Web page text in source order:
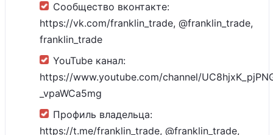
Сообщество вконтакте:
https://vk.com/franklin_trade, @franklin_trade,
franklin_trade
YouTube канал:
https://www.youtube.com/channel/
_vpaWCa5mg
Профиль владельца:
https://t.me/franklin_trade, @franklin_trade,